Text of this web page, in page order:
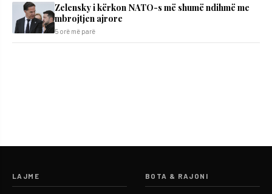
Zelensky i kërkon NATO-s më shumë ndihmë me
mbrojtjen ajrore
5 orë më parë
LAJME BOTA & RAJONI